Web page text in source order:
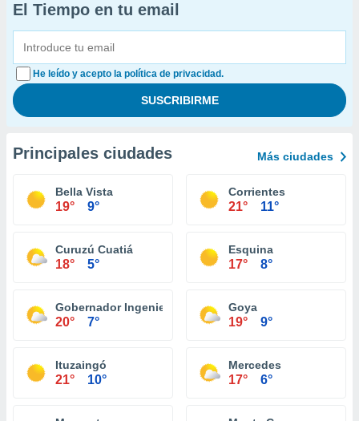
El Tiempo en tu email
He leído y acepto la política de privacidad.
Principales ciudades Más ciudades
Bella Vista
19° 9°
Corrientes
21° 11°
Curuzú Cuatiá
18° 5°
Esquina
17° 8°
Gobernador Ingeniero Valentin Virasoro
20° 7°
Goya
19° 9°
Ituzaingó
21° 10°
Mercedes
17° 6°